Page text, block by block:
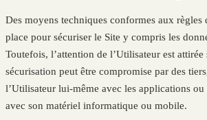
Des moyens techniques conformes aux règles
place pour sécuriser le Site y compris les
Toutefois, l’attention de l’Utilisateur est
sécurisation peut être compromise par des
l’Utilisateur lui-même avec les applications
avec son matériel informatique ou mobile.